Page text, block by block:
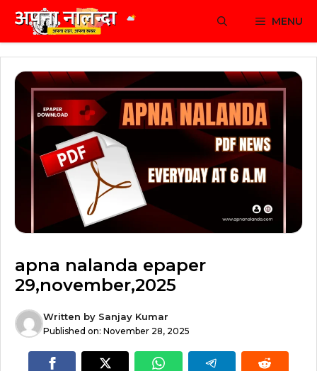
content
MENU
apna nalanda epaper
29,november,2025
Written by Sanjay Kumar
Published on: November 28, 2025